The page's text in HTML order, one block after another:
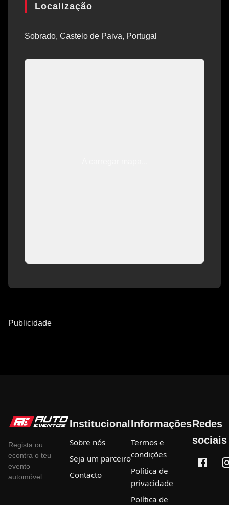
Localização
Sobrado, Castelo de Paiva, Portugal
Publicidade
Regista ou
econtra o teu
evento
automóvel
Institucional
Sobre nós
Seja um parceiro
Contacto
Informações
Termos e
condições
Política de
privacidade
Política de
Redes
sociais